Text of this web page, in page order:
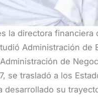
la directora financiera
Administración de
de
se trasladó a los
desarrollado su